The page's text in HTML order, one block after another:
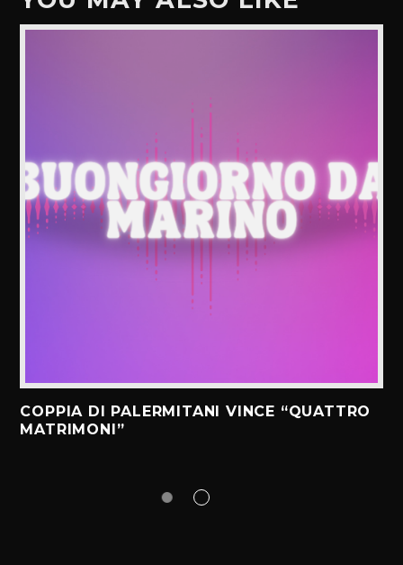
COPPIA DI PALERMITANI VINCE “QUATTRO
MATRIMONI”